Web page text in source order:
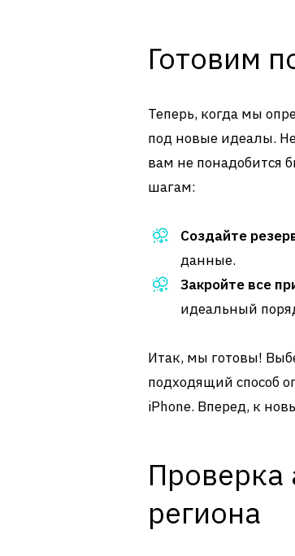
Готовим
Теперь, когда мы
под новые идеалы.
вам не понадобится
шагам:
Создайте
данные.
Закройте все
идеальный
Итак, мы готовы!
подходящий способ
iPhone. Вперед, к
Проверка
региона